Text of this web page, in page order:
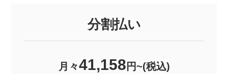
分割払い
月々41,158 円~(税込)